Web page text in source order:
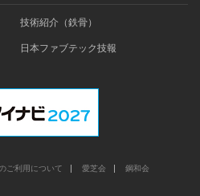
技術紹介（鉄骨）
日本ファブテック技報
ご利用について 愛芝会 鋼和会